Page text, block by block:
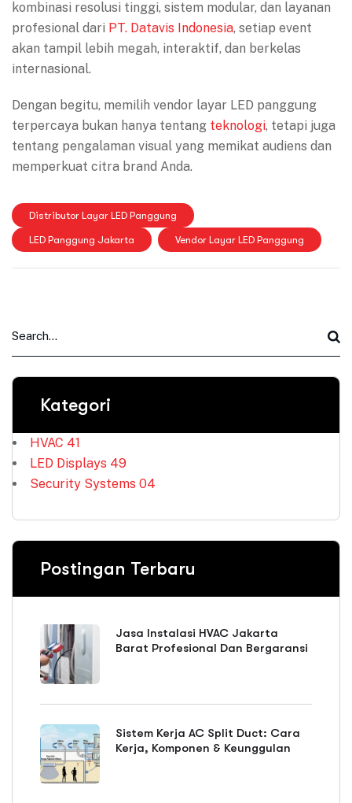
kombinasi resolusi tinggi, sistem modular, dan layanan
profesional dari PT. Datavis Indonesia, setiap event
akan tampil lebih megah, interaktif, dan berkelas
internasional.
Dengan begitu, memilih vendor layar LED panggung
terpercaya bukan hanya tentang teknologi, tetapi juga
tentang pengalaman visual yang memikat audiens dan
memperkuat citra brand Anda.
Distributor Layar LED Panggung
LED Panggung Jakarta Vendor Layar LED Panggung
Kategori
HVAC 41
LED Displays 49
Security Systems 04
Postingan Terbaru
Jasa Instalasi HVAC Jakarta
Barat Profesional Dan Bergaransi
Sistem Kerja AC Split Duct: Cara
Kerja, Komponen & Keunggulan